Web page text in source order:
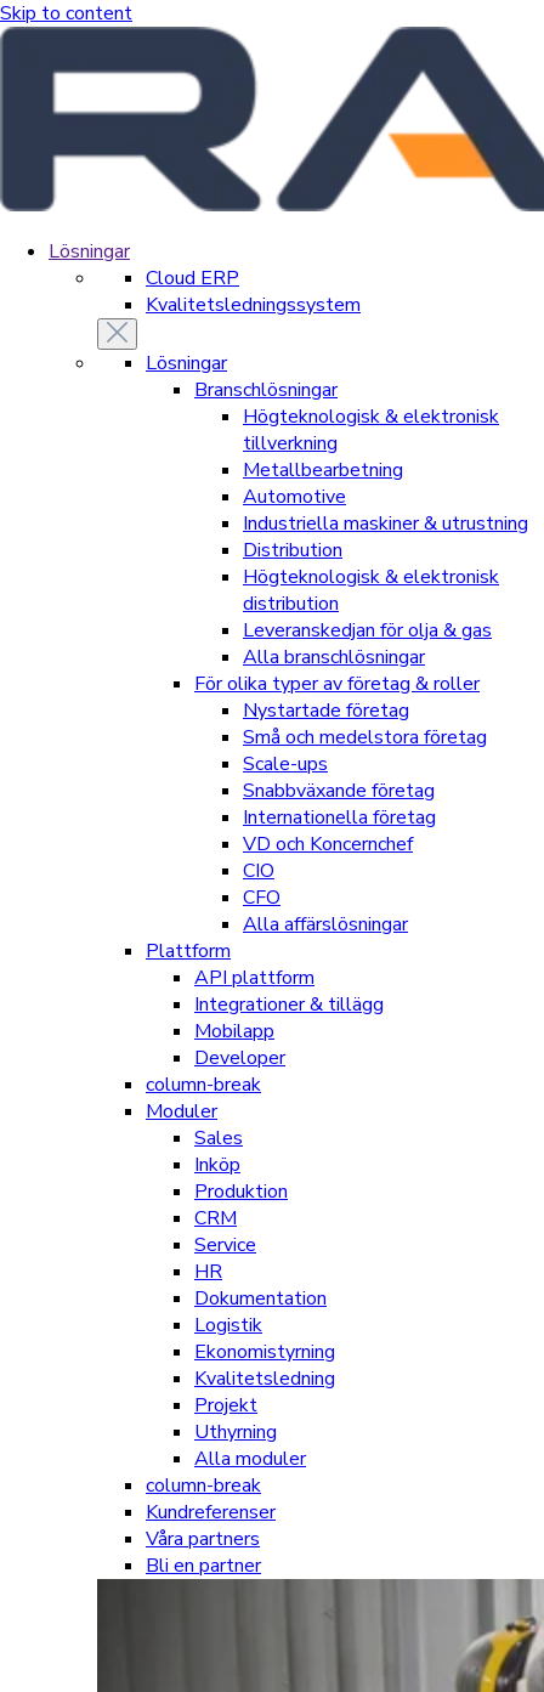
Skip to content
Lösningar
Cloud ERP
Kvalitetsledningssystem
Lösningar
Branschlösningar
Högteknologisk & elektronisk
tillverkning
Metallbearbetning
Automotive
Industriella maskiner & utrustning
Distribution
Högteknologisk & elektronisk
distribution
Leveranskedjan för olja & gas
Alla branschlösningar
För olika typer av företag & roller
Nystartade företag
Små och medelstora företag
Scale-ups
Snabbväxande företag
Internationella företag
VD och Koncernchef
CIO
CFO
Alla affärslösningar
Plattform
API plattform
Integrationer & tillägg
Mobilapp
Developer
column-break
Moduler
Sales
Inköp
Produktion
CRM
Service
HR
Dokumentation
Logistik
Ekonomistyrning
Kvalitetsledning
Projekt
Uthyrning
Alla moduler
column-break
Kundreferenser
Våra partners
Bli en partner